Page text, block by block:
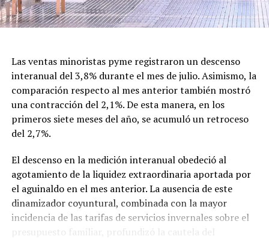
Con el nuevo decreto, la gestión de Milei decidió
recuperar formalmente la denominación tradicional,
Las ventas minoristas pyme registraron un descenso
interanual del 3,8% durante el mes de julio. Asimismo, la
comparación respecto al mes anterior también mostró
una contracción del 2,1%. De esta manera, en los
primeros siete meses del año, se acumuló un retroceso
del 2,7%.
El descenso en la medición interanual obedeció al
agotamiento de la liquidez extraordinaria aportada por
el aguinaldo en el mes anterior. La ausencia de este
dinamizador coyuntural, combinada con la mayor
incidencia de las tarifas de servicios invernales sobre el
presupuesto familiar, profundizó la cautela del